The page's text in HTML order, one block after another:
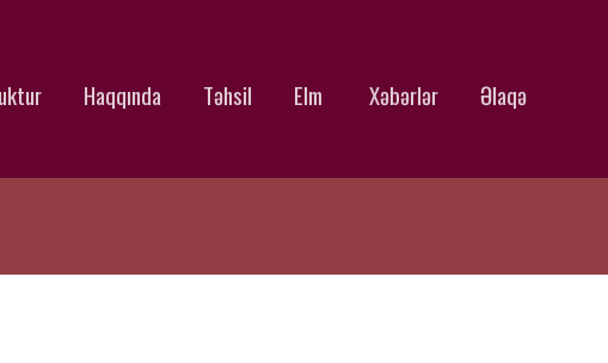
Haqqında Təhsil Elm Xəbərlər Əlaqə